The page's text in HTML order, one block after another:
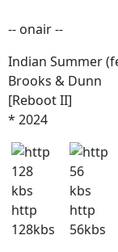
-- onair --
Indian Summer
Brooks & Dunn
[Reboot II]
* 2024
http
128kbs
http
56kbs